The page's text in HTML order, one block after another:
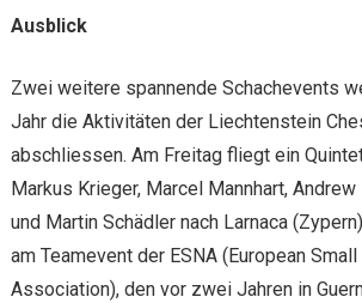
Ausblick
Zwei weitere spannende Schachevents
Jahr die Aktivitäten der Liechtenstein
abschliessen. Am Freitag fliegt ein
Markus Krieger, Marcel Mannhart,
und Martin Schädler nach Larnaca
am Teamevent der ESNA (European
Association), den vor zwei Jahren in